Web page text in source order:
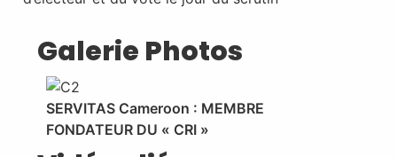
Galerie Photos
SERVITAS Cameroon : MEMBRE
FONDATEUR DU « CRI »